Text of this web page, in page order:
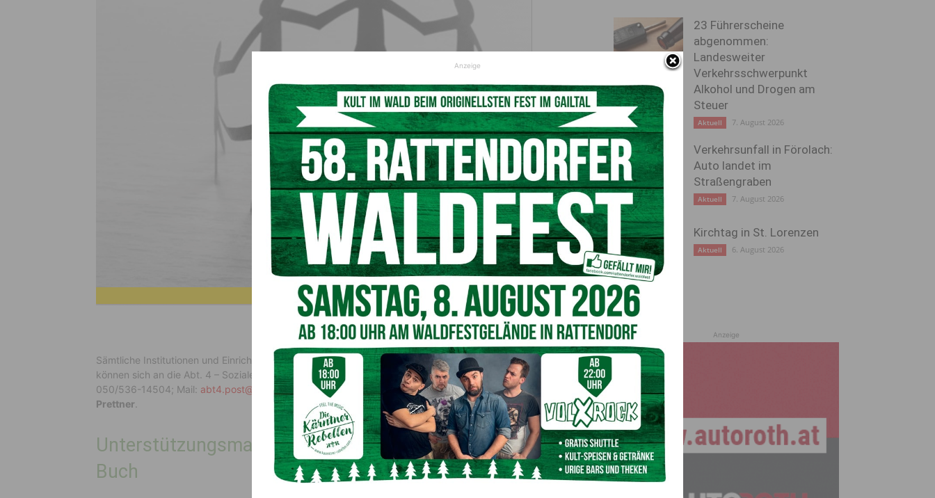
© Screenshot Land Kärnten
Sämtliche Institutionen und Einrichtungen, die den Sozialratgeber gerne auflegen und austeilen möchten,
können sich an die Abt. 4 – Soziale Sicherheit im Amt der Kärntner Landesregierung wenden (Telefon:
050/536-14504; Mail: abt4.post@ktn.gv.at
). „Gerne werden zusätzliche Exemplare auch zugestellt“, sagt
Prettner
Unterstützungsmaßnahmen und Hilfsangebote in einem
Buch
23 Führerscheine
abgenommen:
Landesweiter
Verkehrsschwerpunkt
Alkohol und Drogen am
Steuer
Aktuell 7. August 2026
Verkehrsunfall in Förolach:
Auto landet im
Straßengraben
Aktuell 7. August 2026
Kirchtag in St. Lorenzen
Aktuell 6. August 2026
Anzeige
Anzeige